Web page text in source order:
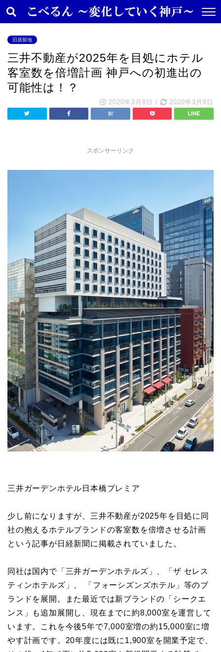
旧居留地
三井不動産が2025年を目処にホテル
客室数を倍増計画 神戸への初進出の
可能性は！？
2020年3月9日 / 2020年3月9日
スポンサーリンク
三井ガーデンホテル日本橋プレミア
少し前になりますが、三井不動産が2025年を目処に同
社の抱えるホテルブランドの客室数を倍増させる計画
という記事が日経新聞に掲載されていました。
同社は国内で「三井ガーデンホテルズ」、「ザ セレス
ティンホテルズ」、 「フォーシズンズホテル」等のブ
ランドを展開。また最近では新ブランドの「シークエ
ンス」も追加展開し、現在までに約8,000室を運営して
います。これを今後5年で7,000室増の約15,000室に増
やす計画です。20年度には既に1,900室を開業予定で、